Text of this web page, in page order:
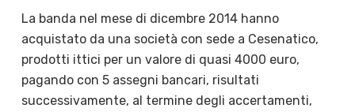
La banda nel mese di dicembre 2014 hanno
acquistato da una società con sede a Cesenatico,
prodotti ittici per un valore di quasi 4000 euro,
pagando con 5 assegni bancari, risultati
successivamente, al termine degli accertamenti,